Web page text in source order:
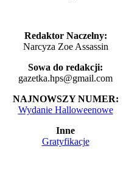
Redaktor Naczelny:
Narcyza Zoe Assassin
Sowa do redakcji:
gazetka.hps@gmail.com
NAJNOWSZY NUMER:
Wydanie Halloweenowe
Inne
Gratyfikacje